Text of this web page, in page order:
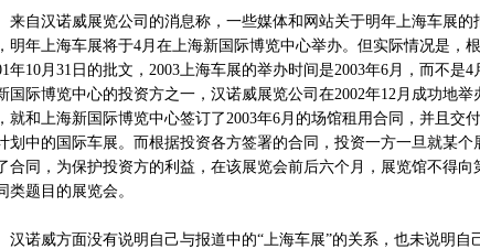
自汉诺威展览公司的消息称，一些媒体和网站关于明年上海车展的
明年上海车展将于4月在上海新国际博览中心举办。但实际情况是，
年10月31日的批文，2003上海车展的举办时间是2003年6月，而不是
国际博览中心的投资方之一，汉诺威展览公司在2002年12月成功地举
就和上海新国际博览中心签订了2003年6月的场馆租用合同，并且交
划中的国际车展。而根据投资各方签署的合同，投资一方一旦就某个
合同，为保护投资方的利益，在该展览会前后六个月，展览馆不得向
类题目的展览会。
诺威方面没有说明自己与报道中的“上海车展”的关系，也未说明自